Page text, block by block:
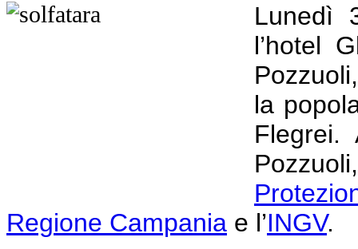
Lunedì
l’hotel
la
Flegrei.
Regione Campania e l’INGV.